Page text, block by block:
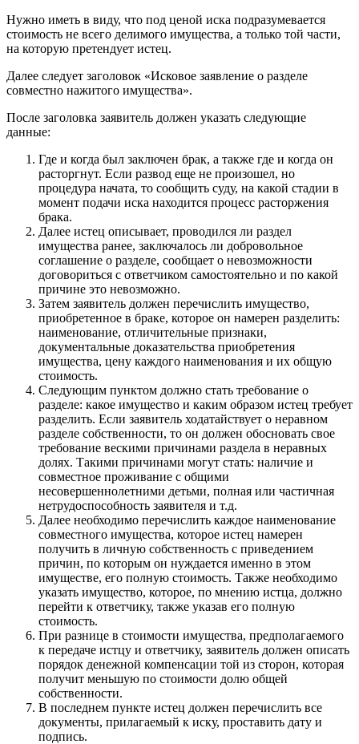
Нужно иметь в виду, что под ценой иска подразумевается
стоимость не всего делимого имущества, а только той части,
на которую претендует истец.
Далее следует заголовок «Исковое заявление о разделе
совместно нажитого имущества».
После заголовка заявитель должен указать следующие
данные:
Где и когда был заключен брак, а также где и когда он
расторгнут. Если развод еще не произошел, но
процедура начата, то сообщить суду, на какой стадии в
момент подачи иска находится процесс расторжения
брака.
Далее истец описывает, проводился ли раздел
имущества ранее, заключалось ли добровольное
соглашение о разделе, сообщает о невозможности
договориться с ответчиком самостоятельно и по какой
причине это невозможно.
Затем заявитель должен перечислить имущество,
приобретенное в браке, которое он намерен разделить:
наименование, отличительные признаки,
документальные доказательства приобретения
имущества, цену каждого наименования и их общую
стоимость.
Следующим пунктом должно стать требование о
разделе: какое имущество и каким образом истец требует
разделить. Если заявитель ходатайствует о неравном
разделе собственности, то он должен обосновать свое
требование вескими причинами раздела в неравных
долях. Такими причинами могут стать: наличие и
совместное проживание с общими
несовершеннолетними детьми, полная или частичная
нетрудоспособность заявителя и т.д.
Далее необходимо перечислить каждое наименование
совместного имущества, которое истец намерен
получить в личную собственность с приведением
причин, по которым он нуждается именно в этом
имуществе, его полную стоимость. Также необходимо
указать имущество, которое, по мнению истца, должно
перейти к ответчику, также указав его полную
стоимость.
При разнице в стоимости имущества, предполагаемого
к передаче истцу и ответчику, заявитель должен описать
порядок денежной компенсации той из сторон, которая
получит меньшую по стоимости долю общей
собственности.
В последнем пункте истец должен перечислить все
документы, прилагаемый к иску, проставить дату и
подпись.